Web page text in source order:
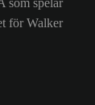
som spelar
för Walker